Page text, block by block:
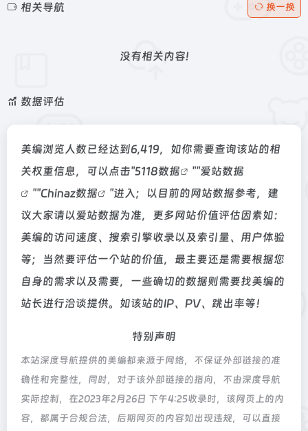
相关导航 换一换
没有相关内容!
数据评估
美编浏览人数已经达到6,419，如你需要查询该站的相
关权重信息，可以点击"5118数据 ""爱站数据
""Chinaz数据
"进入；以目前的网站数据参考，建
议大家请以爱站数据为准，更多网站价值评估因素如：
美编的访问速度、搜索引擎收录以及索引量、用户体验
等；当然要评估一个站的价值，最主要还是需要根据您
自身的需求以及需要，一些确切的数据则需要找美编的
站长进行洽谈提供。如该站的IP、PV、跳出率等！
特别声明
本站深度导航提供的美编都来源于网络，不保证外部链接的准
确性和完整性，同时，对于该外部链接的指向，不由深度导航
实际控制，在2023年2月26日 下午4:25收录时，该网页上的内
容，都属于合规合法，后期网页的内容如出现违规，可以直接